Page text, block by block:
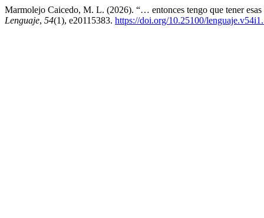
Marmolejo Caicedo, M. L. (2026). “… entonces tengo que tener
Lenguaje, 54(1), e20115383. https://doi.org/10.25100/